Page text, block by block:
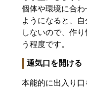
個体や環境に合
ようになると、
しないので、作
う程度です。
通気口を開ける
本能的に出入り